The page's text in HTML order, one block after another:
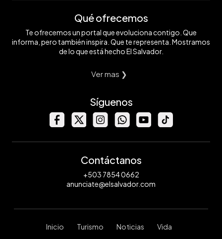
Qué ofrecemos
Te ofrecemos un portal que evoluciona contigo. Que
informa, pero también inspira. Que te representa. Mostramos
de lo que está hecho El Salvador.
Ver mas ❯
Síguenos
Contáctanos
+503 7854 0662
anunciate@elsalvador.com
Inicio Turismo Noticias Vida